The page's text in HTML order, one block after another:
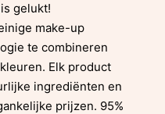
gelukt!
make-up
te combineren
Elk product
ingrediënten en
prijzen. 95%